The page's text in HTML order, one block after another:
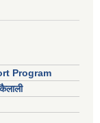
Program